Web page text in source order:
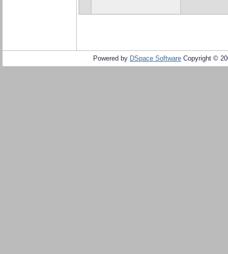
Powered by DSpace Software Copyright ©